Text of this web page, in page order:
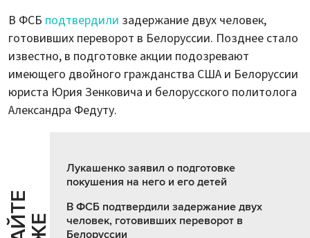
В ФСБ подтвердили задержание двух человек,
готовивших переворот в Белоруссии. Позднее стало
известно, в подготовке акции подозревают
имеющего двойного гражданства США и Белоруссии
юриста Юрия Зенковича и белорусского политолога
Александра Федуту.
Лукашенко заявил о подготовке
покушения на него и его детей
В ФСБ подтвердили задержание двух
человек, готовивших переворот в
Белоруссии